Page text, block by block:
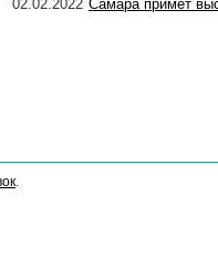
02.02.2022 Самара примет
.